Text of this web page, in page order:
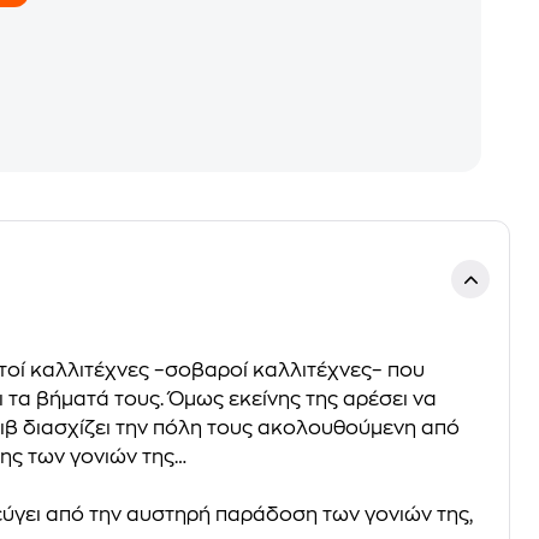
καλλιτέχνες –σοβαροί καλλιτέχνες– που
βήματά τους. Όμως εκείνης της αρέσει να
διασχίζει την πόλη τους ακολουθούμενη από
των γονιών της…
από την αυστηρή παράδοση των γονιών της,